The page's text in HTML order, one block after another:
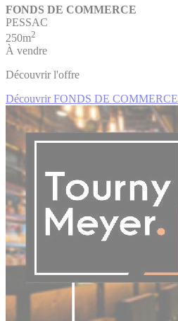
FONDS DE COMMERCE
PESSAC
250m2
À vendre
Découvrir l'offre
Découvrir FONDS DE COMMERCE